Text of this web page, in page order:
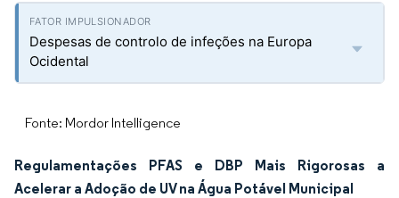
Despesas de controlo de infeções na Europa
Ocidental
Fonte: Mordor Intelligence
Regulamentações PFAS e DBP Mais Rigorosas a
Acelerar a Adoção de UV na Água Potável Municipal